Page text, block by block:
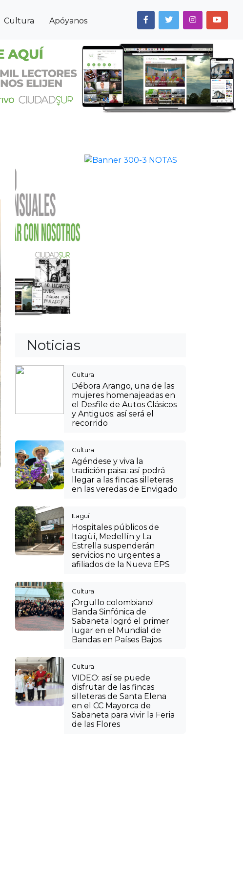
Cultura Apóyanos
Next
Débora Arango, una de las
mujeres homenajeadas en
Itagüí, Medellín y La
Estrella suspenderán
servicios no urgentes a
afiliados de la Nueva EPS
Banda Sinfónica de
Sabaneta logró el primer
lugar en el Mundial de
Bandas en Países Bajos
VIDEO: así se puede
disfrutar de las fincas
silleteras de Santa Elena
en el CC Mayorca de
Sabaneta para vivir la Feria
de las Flores